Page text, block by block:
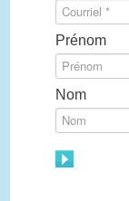
Prénom
Nom